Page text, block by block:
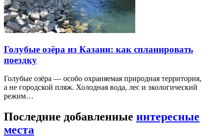
Голубые озёра из Казани: как спланировать
поездку
Голубые озёра — особо охраняемая природная территория,
а не городской пляж. Холодная вода, лес и экологический
режим…
Последние добавленные интересные
места